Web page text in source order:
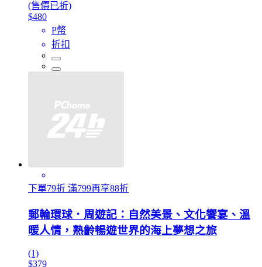
(售價已折)
$480
P幣
折扣
下單79折 滿799再享88折
郵輪環球．周遊記：自然美景、文化饗宴、溫
暖人情，熟齡暢遊世界的海上夢想之旅
(1)
$379